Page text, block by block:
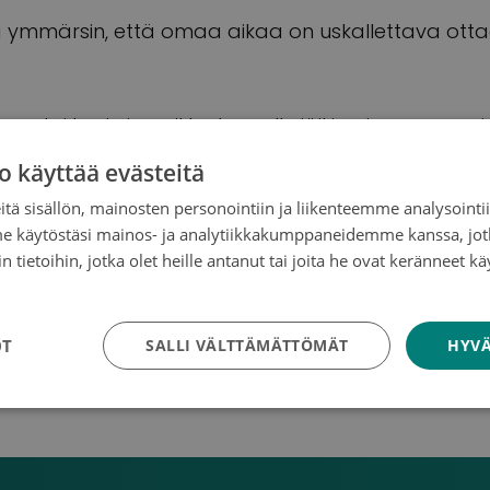
ymmärsin, että omaa aikaa on uskallettava
hyvin ja vaikka Lauralle jäikin
oikeutetusti palannut paikalleen.
että elämme tavallista elämää eikä
koulua ja saamme yhdessä olla osa sekä
käyttää evästeitä
sisällön, mainosten personointiin ja liikenteemme
käytöstäsi mainos- ja analytiikkakumppaneidemme kanssa,
tietoihin, jotka olet heille antanut tai joita he ovat keränneet
SALLI VÄLTTÄMÄTTÖMÄT